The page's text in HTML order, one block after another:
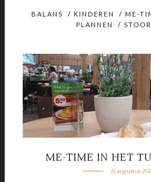
BALANS / KINDEREN / ME-
PLANNEN
/
ME-TIME IN HET
11 augustus